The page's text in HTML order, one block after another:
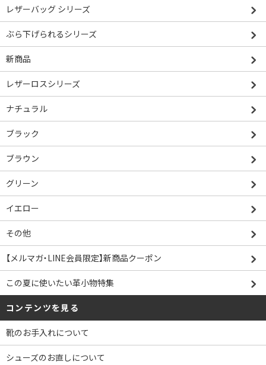
レザーバッグ シリーズ
ぶら下げられるシリーズ
新商品
レザーロスシリーズ
ナチュラル
ブラック
ブラウン
グリーン
イエロー
その他
【メルマガ・LINE会員限定】新商品クーポン
この夏に使いたい革小物特集
コンテンツを見る
靴のお手入れについて
シューズのお直しについて